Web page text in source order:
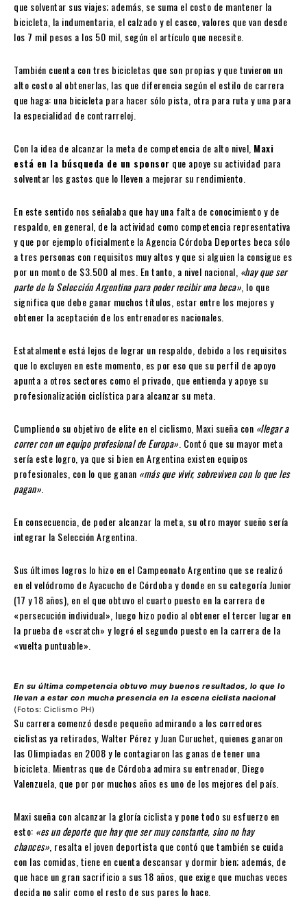
que solventar sus viajes; además, se suma el costo de mantener la
bicicleta, la indumentaria, el calzado y el casco, valores que van desde
los 7 mil pesos a los 50 mil, según el artículo que necesite.
También cuenta con tres bicicletas que son propias y que tuvieron un
alto costo al obtenerlas, las que diferencia según el estilo de carrera
que haga: una bicicleta para hacer sólo pista, otra para ruta y una para
la especialidad de contrarreloj.
Con la idea de alcanzar la meta de competencia de alto nivel, Maxi
está en la búsqueda de un sponsor que apoye su actividad para
solventar los gastos que lo lleven a mejorar su rendimiento.
En este sentido nos señalaba que hay una falta de conocimiento y de
respaldo, en general, de la actividad como competencia representativa
y que por ejemplo oficialmente la Agencia Córdoba Deportes beca sólo
a tres personas con requisitos muy altos y que si alguien la consigue es
por un monto de $3.500 al mes. En tanto, a nivel nacional, «hay que ser
parte de la Selección Argentina para poder recibir una beca», lo que
significa que debe ganar muchos títulos, estar entre los mejores y
obtener la aceptación de los entrenadores nacionales.
Estatalmente está lejos de lograr un respaldo, debido a los requisitos
que lo excluyen en este momento, es por eso que su perfil de apoyo
apunta a otros sectores como el privado, que entienda y apoye su
profesionalización ciclística para alcanzar su meta.
Cumpliendo su objetivo de elite en el ciclismo, Maxi sueña con «llegar a
correr con un equipo profesional de Europa». Contó que su mayor meta
sería este logro, ya que si bien en Argentina existen equipos
profesionales, con lo que ganan «más que vivir, sobreviven con lo que les
pagan».
En consecuencia, de poder alcanzar la meta, su otro mayor sueño sería
integrar la Selección Argentina.
Sus últimos logros lo hizo en el Campeonato Argentino que se realizó
en el velódromo de Ayacucho de Córdoba y donde en su categoría Junior
(17 y 18 años), en el que obtuvo el cuarto puesto en la carrera de
«persecución individual», luego hizo podio al obtener el tercer lugar en
la prueba de «scratch» y logró el segundo puesto en la carrera de la
«vuelta puntuable».
En su última competencia obtuvo muy buenos resultados, lo que lo
llevan a estar con mucha presencia en la escena ciclista nacional
(Fotos: Ciclismo PH)
Su carrera comenzó desde pequeño admirando a los corredores
ciclistas ya retirados, Walter Pérez y Juan Curuchet, quienes ganaron
las Olimpiadas en 2008 y le contagiaron las ganas de tener una
bicicleta. Mientras que de Córdoba admira su entrenador, Diego
Valenzuela, que por por muchos años es uno de los mejores del país.
Maxi sueña con alcanzar la gloría ciclista y pone todo su esfuerzo en
esto: «es un deporte que hay que ser muy constante, sino no hay
chances», resalta el joven deportista que contó que también se cuida
con las comidas, tiene en cuenta descansar y dormir bien; además, de
que hace un gran sacrificio a sus 18 años, que exige que muchas veces
decida no salir como el resto de sus pares lo hace.